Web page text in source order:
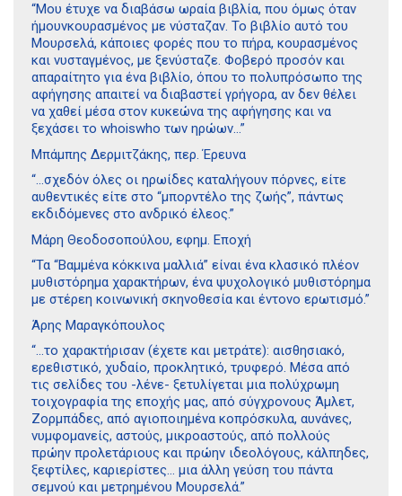
“Μου έτυχε να διαβάσω ωραία βιβλία, που όµως όταν
ήµουνκουρασµένος µε νύσταζαν. Το βιβλίο αυτό του
Μουρσελά, κάποιες φορές που το πήρα, κουρασµένος
και νυσταγµένος, µε ξενύσταζε. Φοβερό προσόν και
απαραίτητο για ένα βιβλίο, όπου το πολυπρόσωπο της
αφήγησης απαιτεί να διαβαστεί γρήγορα, αν δεν θέλει
να χαθεί µέσα στον κυκεώνα της αφήγησης και να
ξεχάσει το whoiswho των ηρώων…”
Μπάµπης Δερµιτζάκης, περ. Έρευνα
“…σχεδόν όλες οι ηρωίδες καταλήγουν πόρνες, είτε
αυθεντικές είτε στο “µπορντέλο της ζωής”, πάντως
εκδιδόµενες στο ανδρικό έλεος.”
Μάρη Θεοδοσοπούλου, εφηµ. Εποχή
“Τα “Βαµµένα κόκκινα µαλλιά” είναι ένα κλασικό πλέον
µυθιστόρηµα χαρακτήρων, ένα ψυχολογικό µυθιστόρηµα
µε στέρεη κοινωνική σκηνοθεσία και έντονο ερωτισµό.”
Άρης Μαραγκόπουλος
“…το χαρακτήρισαν (έχετε και µετράτε): αισθησιακό,
ερεθιστικό, χυδαίο, προκλητικό, τρυφερό. Μέσα από
τις σελίδες του -λένε- ξετυλίγεται µια πολύχρωµη
τοιχογραφία της εποχής µας, από σύγχρονους Άµλετ,
Ζορµπάδες, από αγιοποιηµένα κοπρόσκυλα, αυνάνες,
νυµφοµανείς, αστούς, µικροαστούς, από πολλούς
πρώην προλετάριους και πρώην ιδεολόγους, κάλπηδες,
ξεφτίλες, καριερίστες… µια άλλη γεύση του πάντα
σεµνού και µετρηµένου Μουρσελά.”